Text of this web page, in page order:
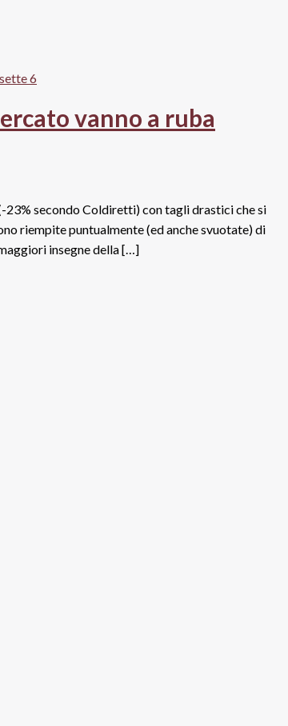
vanno a ruba
secondo Coldiretti) con tagli drastici che si
riempite puntualmente (ed anche svuotate) di
insegne della […]